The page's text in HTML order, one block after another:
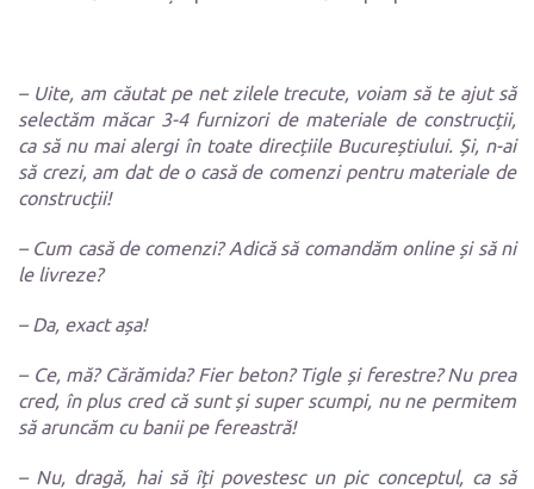
– Uite, am căutat pe net zilele trecute, voiam să te ajut să
selectăm măcar 3-4 furnizori de materiale de construcții,
ca să nu mai alergi în toate direcțiile Bucureștiului. Și, n-ai
să crezi, am dat de o casă de comenzi pentru materiale de
construcții!
– Cum casă de comenzi? Adică să comandăm online și să ni
le livreze?
– Da, exact așa!
– Ce, mă? Cărămida? Fier beton? Tigle și ferestre? Nu prea
cred, în plus cred că sunt și super scumpi, nu ne permitem
să aruncăm cu banii pe fereastră!
– Nu, dragă, hai să îți povestesc un pic conceptul, ca să